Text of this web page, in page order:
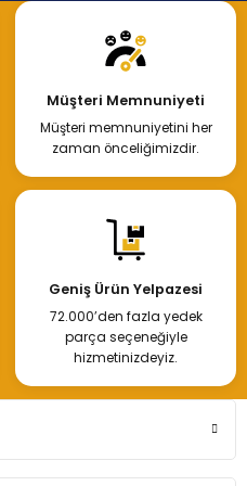
Müşteri Memnuniyeti
Müşteri memnuniyetini her
zaman önceliğimizdir.
Geniş Ürün Yelpazesi
72.000’den fazla yedek
parça seçeneğiyle
hizmetinizdeyiz.